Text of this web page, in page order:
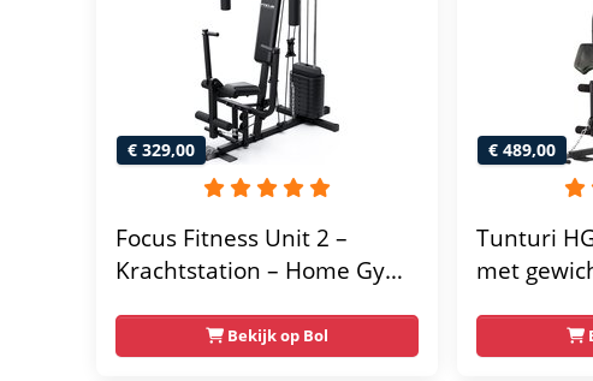
€ 329,00
Focus Fitness Unit 2 –
Krachtstation – Home Gym
Bekijk op Bol
€ 489,00
Tunturi
met
Fitness
thuis -